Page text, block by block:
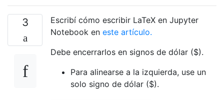
3
Escribí cómo escribir LaTeX en Jupyter
Notebook en este artículo.
Debe encerrarlos en signos de dólar ($).
Para alinearse a la izquierda, use un
solo signo de dólar ($).